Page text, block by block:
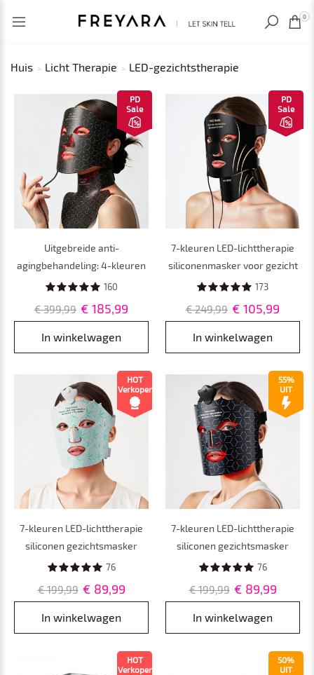
RECENT BEKEKEN 0
Huis Licht Therapie LED-gezichtstherapie
PD
Sale
Uitgebreide anti-
agingbehandeling: 4-kleuren
LED-lichttherapie
versteviging en verheldering
van gezicht en hals, 480 LED-
parels
160
€ 399,99 € 185,99
In winkelwagen
PD
Sale
7-kleuren LED-lichttherapie
siliconenmasker voor gezicht
en nek, 103 LED-kralen, 309
173
€ 249,99 € 105,99
In winkelwagen
HOT
Verkoper
7-kleuren LED-lichttherapie
siliconen gezichtsmasker
draadloos ontwerp, 80 LED-
76
€ 199,99 € 89,99
In winkelwagen
55%
UIT
7-kleuren LED-lichttherapie
siliconen gezichtsmasker
draadloos ontwerp, 80 LED-
76
€ 199,99 € 89,99
In winkelwagen
HOT
Verkoper
50%
UIT